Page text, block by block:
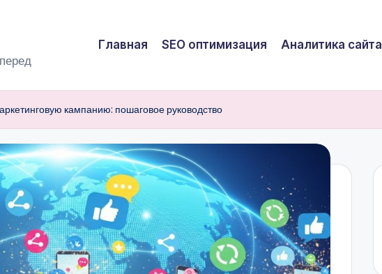
Главная SEO оптимизация Аналитика сайта
кампанию: пошаговое руководство